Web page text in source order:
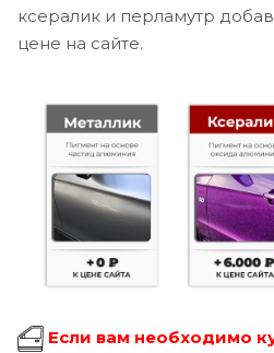
ксералик и перламутр
цене на сайте.
Если вам необходимо